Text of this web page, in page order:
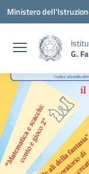
Vai ai contenuti
Vai al menu di
Vai al footer
Ministero
G.